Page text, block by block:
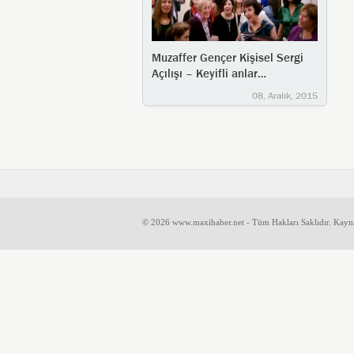
Muzaffer Gençer Kişisel Sergi
Açılışı – Keyifli anlar…
08, Aralık, 2015
© 2026 www.maxihaber.net - Tüm Hakları Saklıdır.